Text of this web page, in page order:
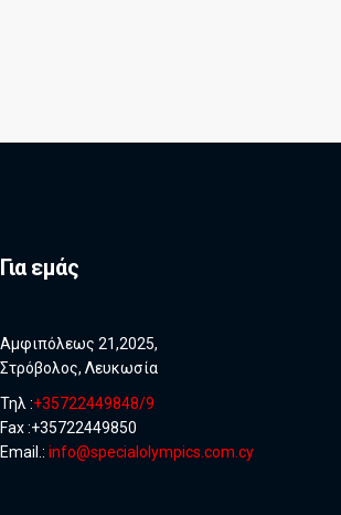
Για εμάς
Αμφιπόλεως 21,2025,
Στρόβολος, Λευκωσία
Τηλ :+35722449848/9
Fax :+35722449850
Email.: info@specialolympics.com.cy